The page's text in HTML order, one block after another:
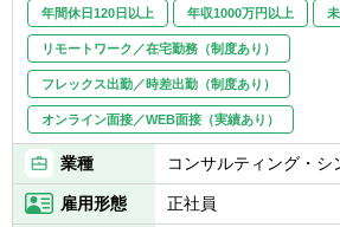
年間休日120日以上 年収1000万円以上
リモートワーク／在宅勤務（制度あり）
フレックス出勤／時差出勤（制度あり）
オンライン面接／WEB面接（実績あり）
業種 コンサルティング・シ
雇用形態 正社員